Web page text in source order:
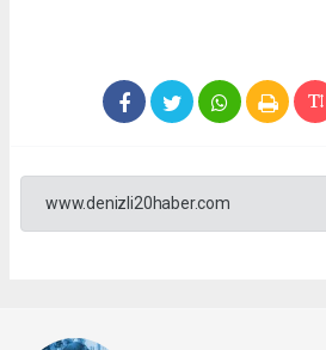
www.denizli20haber.com